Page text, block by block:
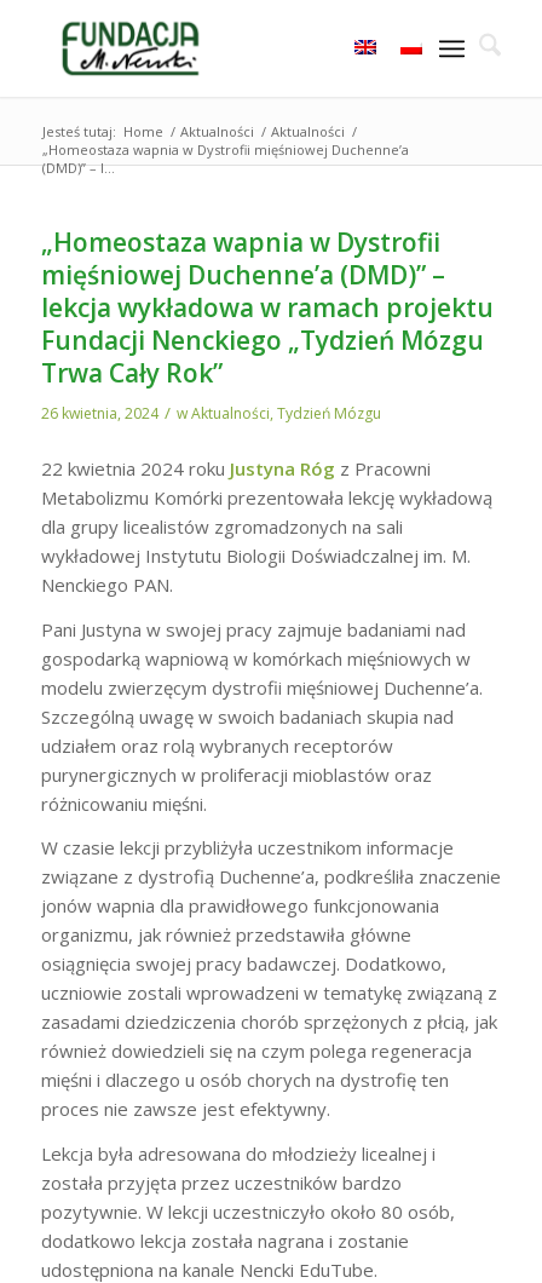
Jesteś tutaj: Home / Aktualności / Aktualności /
„Homeostaza wapnia w Dystrofii mięśniowej Duchenne’a
(DMD)” – l...
„Homeostaza wapnia w Dystrofii
mięśniowej Duchenne’a (DMD)” –
lekcja wykładowa w ramach projektu
Fundacji Nenckiego „Tydzień Mózgu
Trwa Cały Rok”
26 kwietnia, 2024 / wAktualności,Tydzień Mózgu
22 kwietnia 2024 roku Justyna Róg z Pracowni
Metabolizmu Komórki prezentowała lekcję wykładową
dla grupy licealistów zgromadzonych na sali
wykładowej Instytutu Biologii Doświadczalnej im. M.
Nenckiego PAN.
Pani Justyna w swojej pracy zajmuje badaniami nad
gospodarką wapniową w komórkach mięśniowych w
modelu zwierzęcym dystrofii mięśniowej Duchenne’a.
Szczególną uwagę w swoich badaniach skupia nad
udziałem oraz rolą wybranych receptorów
purynergicznych w proliferacji mioblastów oraz
różnicowaniu mięśni.
W czasie lekcji przybliżyła uczestnikom informacje
związane z dystrofią Duchenne’a, podkreśliła znaczenie
jonów wapnia dla prawidłowego funkcjonowania
organizmu, jak również przedstawiła główne
osiągnięcia swojej pracy badawczej. Dodatkowo,
uczniowie zostali wprowadzeni w tematykę związaną z
zasadami dziedziczenia chorób sprzężonych z płcią, jak
również dowiedzieli się na czym polega regeneracja
mięśni i dlaczego u osób chorych na dystrofię ten
proces nie zawsze jest efektywny.
Lekcja była adresowana do młodzieży licealnej i
została przyjęta przez uczestników bardzo
pozytywnie. W lekcji uczestniczyło około 80 osób,
dodatkowo lekcja została nagrana i zostanie
udostępniona na kanale Nencki EduTube.